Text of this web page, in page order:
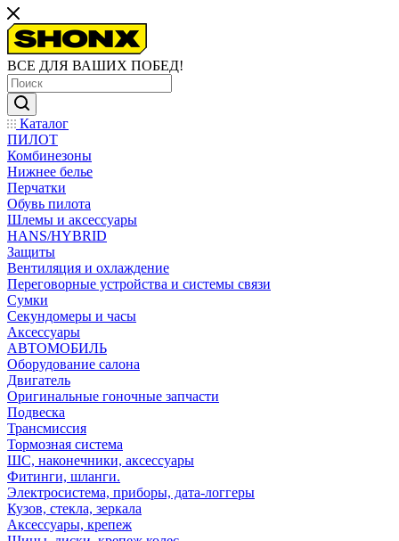
ВСЕ ДЛЯ ВАШИХ ПОБЕД!
Каталог
ПИЛОТ
Комбинезоны
Нижнее белье
Перчатки
Обувь пилота
Шлемы и аксессуары
HANS/HYBRID
Защиты
Вентиляция и охлаждение
Переговорные устройства и системы связи
Сумки
Секундомеры и часы
Аксессуары
АВТОМОБИЛЬ
Оборудование салона
Двигатель
Оригинальные гоночные запчасти
Подвеска
Трансмиссия
Тормозная система
ШС, наконечники, аксессуары
Фитинги, шланги.
Электросистема, приборы, дата-логгеры
Кузов, стекла, зеркала
Аксессуары, крепеж